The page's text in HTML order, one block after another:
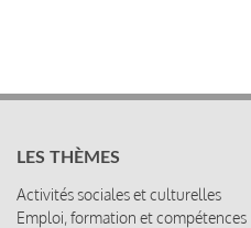
LES THÈMES
Activités sociales et culturelles
Emploi, formation et compétences